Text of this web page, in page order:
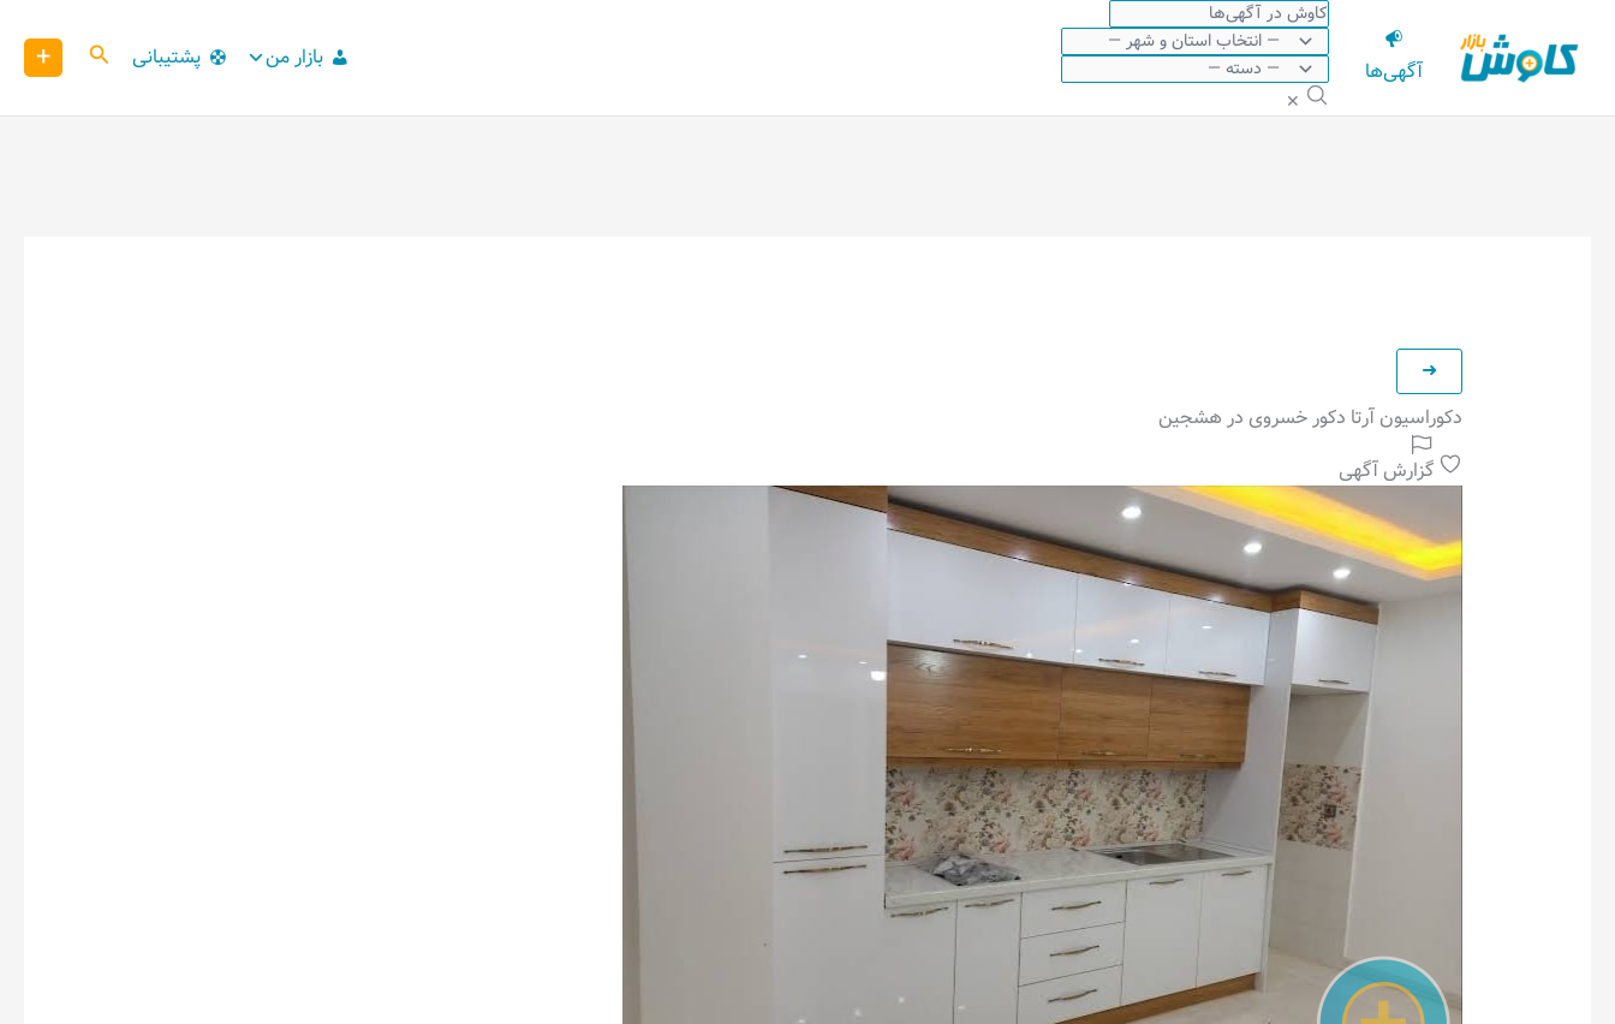
محتوا
آگهی‌ها
✕
بازار من پشتیبانی کاوش +
دکوراسیون آرتا دکور خسروی در هشجین
گزارش آگهی